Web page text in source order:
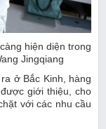
hiện diện trong
Jingqiang
ở Bắc Kinh, hàng
giới thiệu, cho
với các nhu cầu